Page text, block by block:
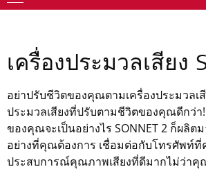
เครื่องประมวลเสียง
อย่าปรับชีวิตของคุณตามเครื่องประมวลเสี
ประมวลเสียงที่ปรับตามชีวิตของคุณดีกว่า
ของคุณจะเป็นอย่างไร SONNET 2 ก็ผลิต
อย่างที่คุณต้องการ เชื่อมต่อกับโทรศัพท์
ประสบการณ์คุณภาพเสียงที่ดีมากไม่ว่าคุ